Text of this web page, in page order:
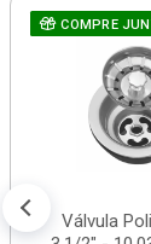
COMPRE
Válvula